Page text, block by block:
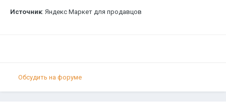
Источник: Яндекс Маркет для продавцов
Обсудить на форуме